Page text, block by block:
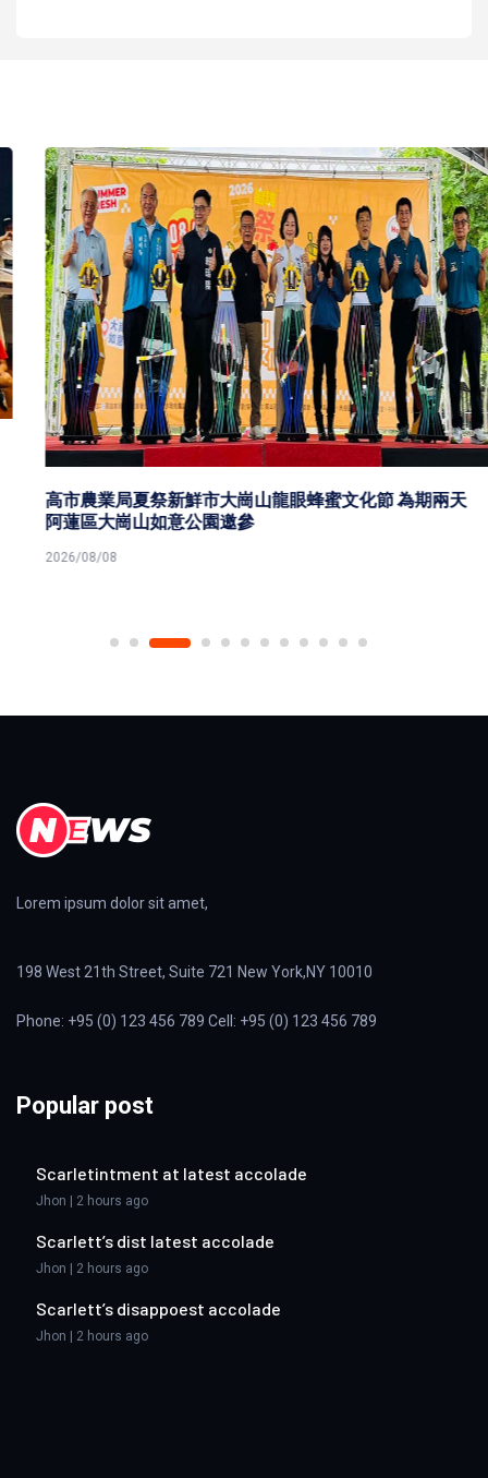
高市農業局夏祭新鮮市大崗山龍眼蜂蜜文化節 為期兩天
阿蓮區大崗山如意公園邀參
2026/08/08
Lorem ipsum dolor sit amet,
198 West 21th Street, Suite 721 New York,NY 10010
Phone: +95 (0) 123 456 789 Cell: +95 (0) 123 456 789
Popular post
Scarletintment at latest accolade
Jhon | 2 hours ago
Scarlett’s dist latest accolade
Jhon | 2 hours ago
Scarlett’s disappoest accolade
Jhon | 2 hours ago